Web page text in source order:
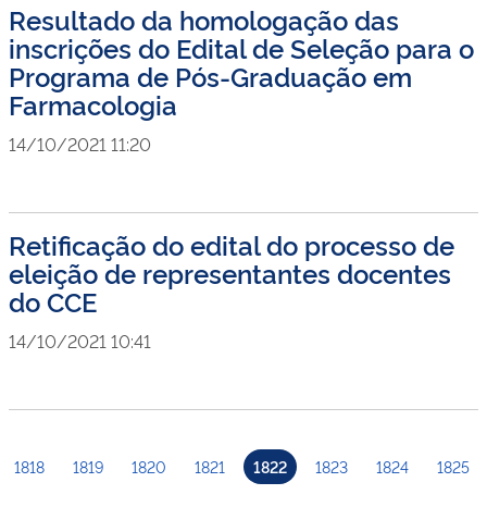
Resultado da homologação das
inscrições do Edital de Seleção para o
Programa de Pós-Graduação em
Farmacologia
14/10/2021 11:20
Retificação do edital do processo de
eleição de representantes docentes
do CCE
14/10/2021 10:41
1818 1819 1820 1821 1822 1823 1824 1825